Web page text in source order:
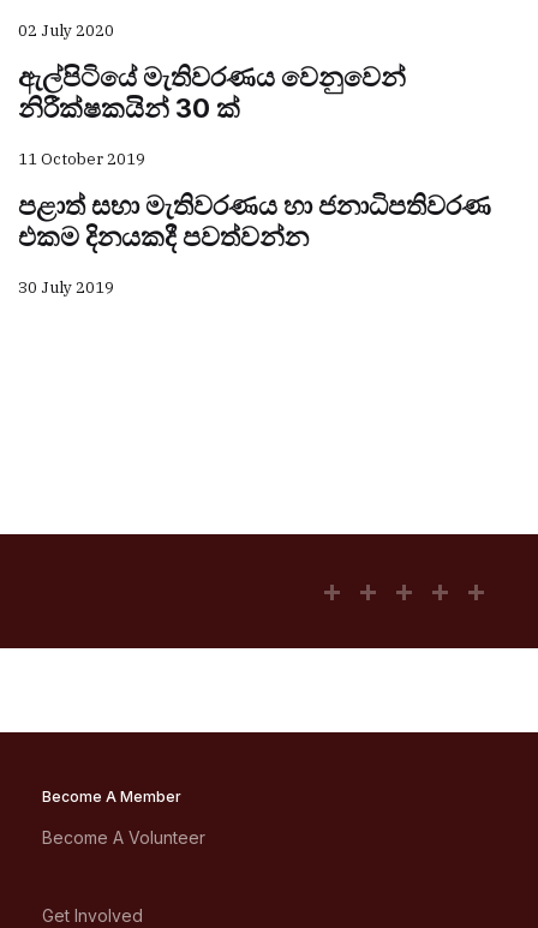
02 July 2020
ඇල්පිටියේ මැතිවරණය වෙනුවෙන්
නිරීක්ෂකයින් 30 ක්
11 October 2019
පළාත් සභා මැතිවරණය හා ජනාධිපතිවරණ
එකම දිනයකදී පවත්වන්න
30 July 2019
Become A Member
Become A Volunteer
Get Involved